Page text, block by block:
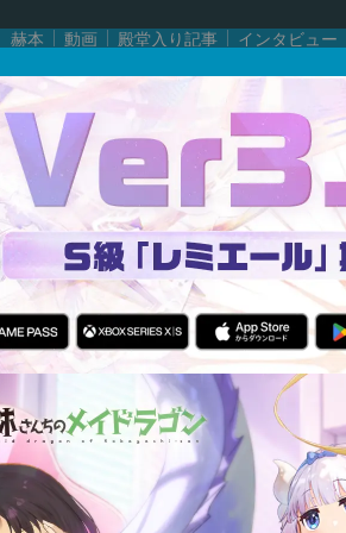
赫本 動画 殿堂入り記事 インタビュー